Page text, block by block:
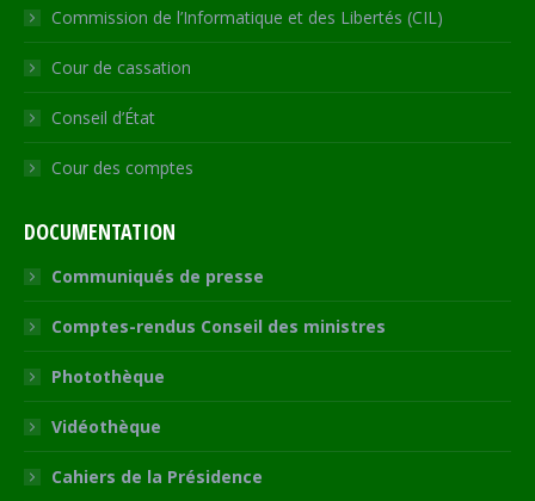
Commission de l’Informatique et des Libertés (CIL)
Cour de cassation
Conseil d’État
Cour des comptes
DOCUMENTATION
Communiqués de presse
Comptes-rendus Conseil des ministres
Photothèque
Vidéothèque
Cahiers de la Présidence